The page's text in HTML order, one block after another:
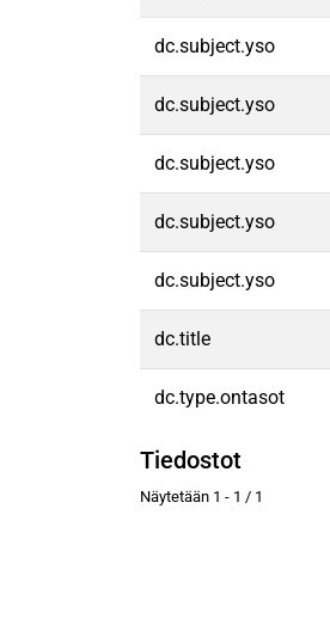
dc.subject.yso
dc.subject.yso
dc.subject.yso
dc.subject.yso
dc.subject.yso
dc.title
dc.type.ontasot
Tiedostot
Näytetään 1 - 1 / 1